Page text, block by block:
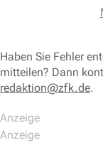
Haben Sie Fehler
mitteilen? Dann
redaktion@zfk.de.